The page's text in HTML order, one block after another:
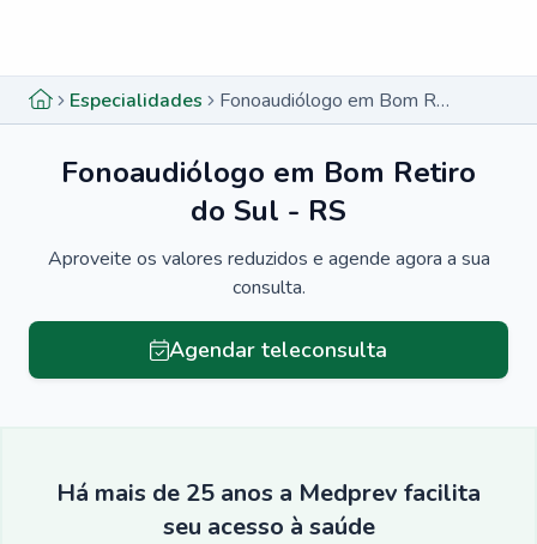
Especialidades Fonoaudiólogo em Bom Retiro do Sul - RS
Fonoaudiólogo em Bom Retiro
do Sul - RS
Aproveite os valores reduzidos e agende agora a sua
consulta.
Agendar teleconsulta
Há mais de 25 anos a Medprev facilita
seu acesso à saúde